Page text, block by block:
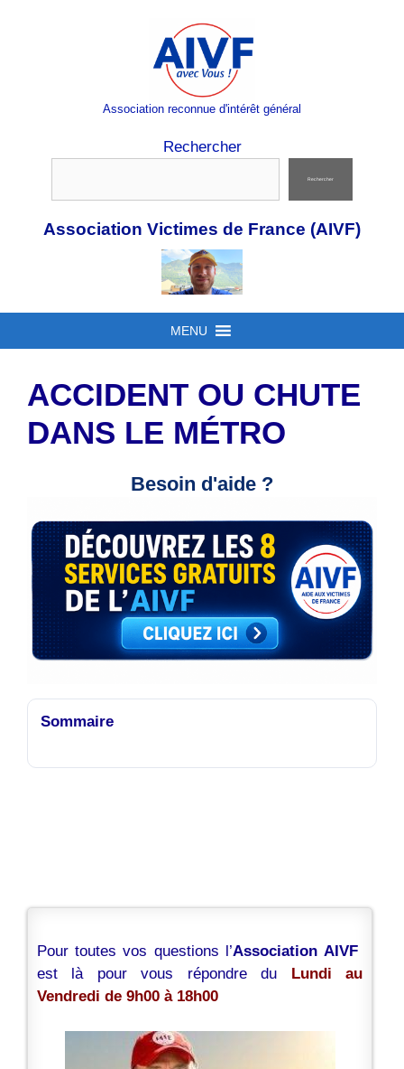
Association reconnue d'intérêt général
Rechercher
Rechercher
Association Victimes de France (AIVF)
MENU
ACCIDENT OU CHUTE
DANS LE MÉTRO
Besoin d'aide ?
Sommaire
Pour toutes vos questions l’Association AIVF
est là pour vous répondre du
Lundi au
Vendredi de 9h00 à 18h00